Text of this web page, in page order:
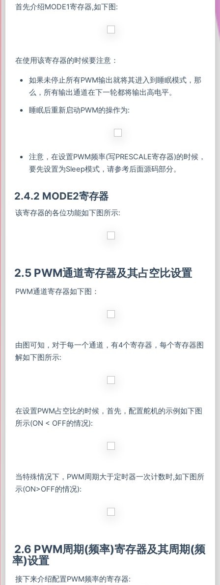
首先介绍MODE1寄存器,如下图:
在使用该寄存器的时候要注意：
如果未停止所有PWM输出就将其进入到睡眠模式，那
么，所有输出通道在下一轮都将输出高电平。
睡眠后重新启动PWM的操作为:
注意，在设置PWM频率(写PRESCALE寄存器)的时候，
要先设置为Sleep模式，请参考后面源码部分。
2.4.2 MODE2寄存器
该寄存器的各位功能如下图所示:
2.5 PWM通道寄存器及其占空比设置
PWM通道寄存器如下图：
由图可知，对于每一个通道，有4个寄存器，每个寄存器图
解如下图所示:
在设置PWM占空比的时候，首先，配置舵机的示例如下图
所示(ON < OFF的情况):
当特殊情况下，PWM周期大于定时器一次计数时,如下图所
示(ON>OFF的情况):
2.6 PWM周期(频率)寄存器及其周期(频
率)设置
接下来介绍配置PWM频率的寄存器: